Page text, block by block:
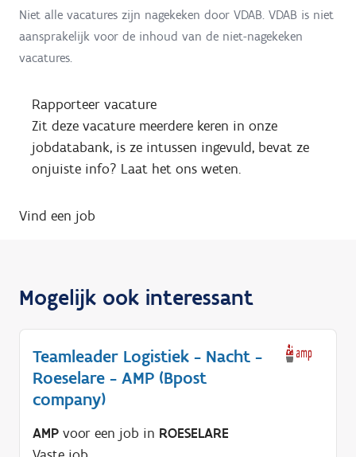
Niet alle vacatures zijn nagekeken door VDAB. VDAB is niet
aansprakelijk voor de inhoud van de niet-nagekeken
vacatures.
Rapporteer vacature
Zit deze vacature meerdere keren in onze
jobdatabank, is ze intussen ingevuld, bevat ze
onjuiste info? Laat het ons weten.
Vind een job
Mogelijk ook interessant
Teamleader Logistiek - Nacht -
Roeselare - AMP (Bpost
company)
AMP voor een job in ROESELARE